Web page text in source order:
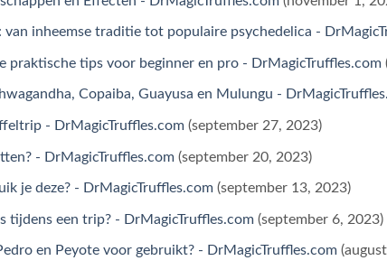
van inheemse traditie tot populaire psychedelica -
praktische tips voor beginner en pro - DrMagicTruffles.com
Copaiba, Guayusa en Mulungu -
- DrMagicTruffles.com (september 27, 2023)
- DrMagicTruffles.com (september 20, 2023)
je deze? - DrMagicTruffles.com (september 13, 2023)
tijdens een trip? - DrMagicTruffles.com (september 6, 2023)
en Peyote voor gebruikt? - DrMagicTruffles.com